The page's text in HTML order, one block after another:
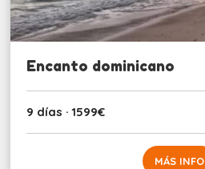
Encanto dominicano
9 días · 1599€
MÁS INFO